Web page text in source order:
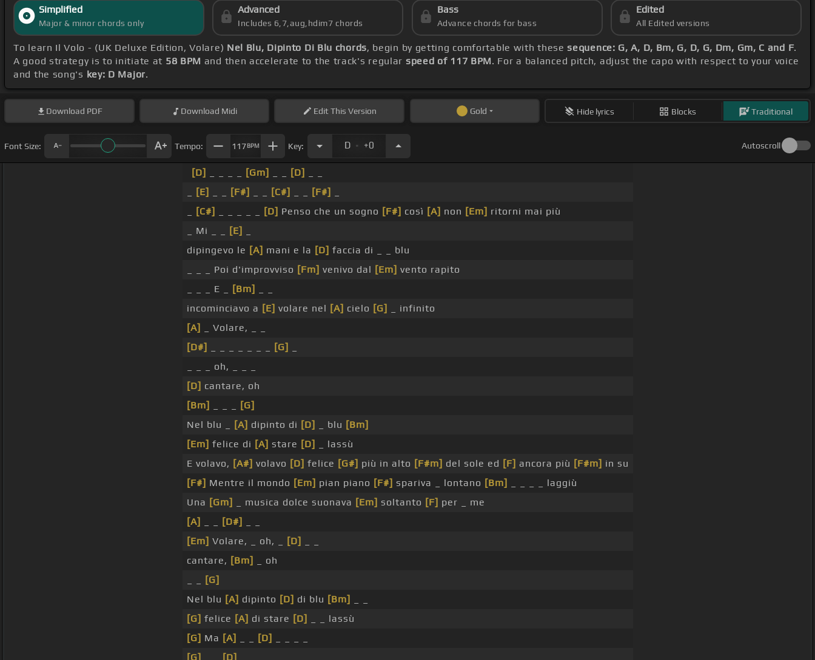
Simplified
Major & minor chords only
Advanced
Includes 6,7,aug,hdim7 chords
Bass
Advance chords for bass
Edited
All Edited versions
To learn Il Volo - (UK Deluxe Edition, Volare) Nel Blu, Dipinto Di Blu chords, begin by getting comfortable with thesesequence: G, A, D, Bm, G, D, G, Dm, Gm, C and F.
A good strategy is to initiate at 58 BPM and then accelerate to the track's regular speed of 117 BPM. For a balanced pitch, adjust the capo with respect to your voice
and the song's key: D Major.
Download PDF Download Midi EditThis Version Gold Hide lyrics Blocks Traditional
Font Size: Tempo: 117BPM Key: D . +0 Autoscroll
[D] [Gm] [D]
[E] [F#] [C#] [F#]
[C#] [D] Penso che un sogno [F#] così [A] non [Em] ritorni mai più
_ Mi _ _
[E]
dipingevo le [A] mani e la [D] faccia di _ _ blu
_ _ _ Poi d'improvviso [Fm] venivo dal [Em] vento rapito
_ _ _ E _
[Bm]
incominciavo a [E] volare nel [A] cielo [G]
_ infinito
[A]
_ Volare, _ _
[D#]
[G]
_ _ _ oh, _ _ _
[D] cantare, oh
[Bm]
[G]
Nel blu _
[A] dipinto di [D] _ blu [Bm]
[Em] felice di [A] stare [D]
_ lassù
E volavo, [A#] volavo [D] felice [G#] più in alto [F#m] del sole ed [F] ancora più [F#m] in su
[F#] Mentre il mondo [Em] pian piano [F#] spariva _ lontano [Bm]
_ _ _ _ laggiù
Una [Gm] _ musica dolce suonava [Em] soltanto [F] per _ me
[A]
[D#]
[Em] Volare, _ oh, _ [D]
cantare, [Bm]
_ oh
[G]
Nel blu [A] dipinto [D] di blu [Bm]
[G] felice [A] di stare [D]
_ _ lassù
[G] Ma [A] [D]
[G]
[D]